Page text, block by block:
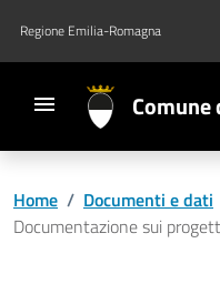
Vai al contenuto principale
Vai al footer
Regione Emilia-Romagna
Comune
Home / Documenti e dati
Documentazione sui